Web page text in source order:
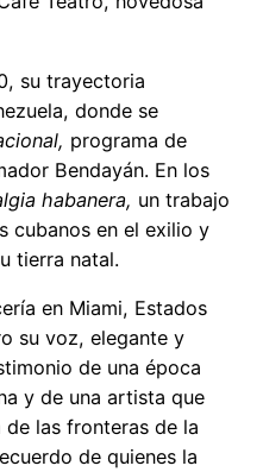
su trayectoria
donde se
programa de
Bendayán. En los
habanera, un trabajo
cubanos en el exilio y
tierra natal.
en Miami, Estados
su voz, elegante y
de una época
y de una artista que
las fronteras de la
de quienes la